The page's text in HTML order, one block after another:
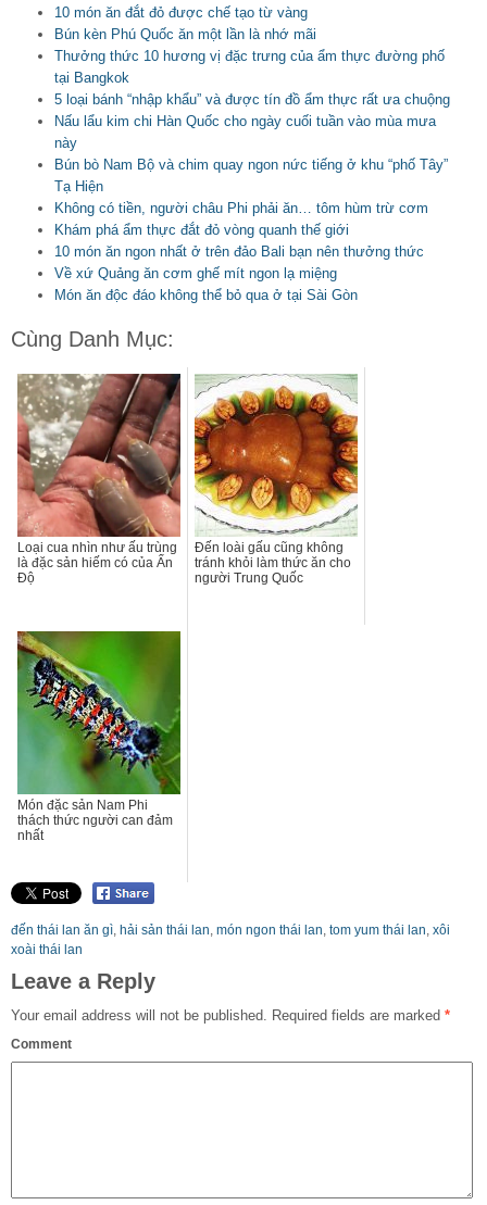
10 món ăn đắt đỏ được chế tạo từ vàng
Bún kèn Phú Quốc ăn một lần là nhớ mãi
Thưởng thức 10 hương vị đặc trưng của ẩm thực đường phố
tại Bangkok
5 loại bánh “nhập khẩu” và được tín đồ ẩm thực rất ưa chuộng
Nấu lẩu kim chi Hàn Quốc cho ngày cuối tuần vào mùa mưa
này
Bún bò Nam Bộ và chim quay ngon nức tiếng ở khu “phố Tây”
Tạ Hiện
Không có tiền, người châu Phi phải ăn… tôm hùm trừ cơm
Khám phá ẩm thực đắt đỏ vòng quanh thế giới
10 món ăn ngon nhất ở trên đảo Bali bạn nên thưởng thức
Về xứ Quảng ăn cơm ghế mít ngon lạ miệng
Món ăn độc đáo không thể bỏ qua ở tại Sài Gòn
Cùng Danh Mục:
Loại cua nhìn như ấu trùng
là đặc sản hiếm có của Ấn
Độ
Đến loài gấu cũng không
tránh khỏi làm thức ăn cho
người Trung Quốc
Món đặc sản Nam Phi
thách thức người can đảm
nhất
đến thái lan ăn gì, hải sản thái lan, món ngon thái lan, tom yum thái lan, xôi
xoài thái lan
Leave a Reply
Your email address will not be published. Required fields are marked *
Comment